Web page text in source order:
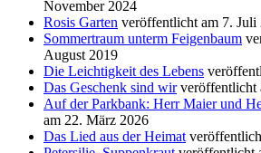
November 2024
Rosis Garten veröffentlicht am 7. Juli
Sommertraum unterm Feigenbaum
August 2019
Die Leichtigkeit des Lebens
Das Geschenk sind wir veröffentlicht
Auf der Parkbank: Herr Maier und
am 22. März 2026
Das Lied aus der Heimat